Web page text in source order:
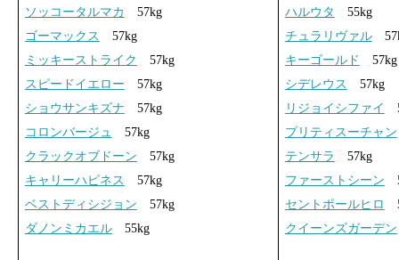
ソッコータルマカ
57kg
ゴーマックス
57kg
ミッキーストライク
57kg
スピードイエロー 57kg
ショウサンキズナ 57kg
コロンバージュ
57kg
クラックオブドーン 57kg
キャリーハピネス
57kg
ベストディシジョン 57kg
ダノンミカエル55kg
ハルウタ
55kg
チュラリヴァル
キーゴールド
57kg
シデレウス
57kg
リジョイシファイ
プリティスーチャン
テンサラ
57kg
ファーストシーン
セントポールヒロ
クイーンズガーデン